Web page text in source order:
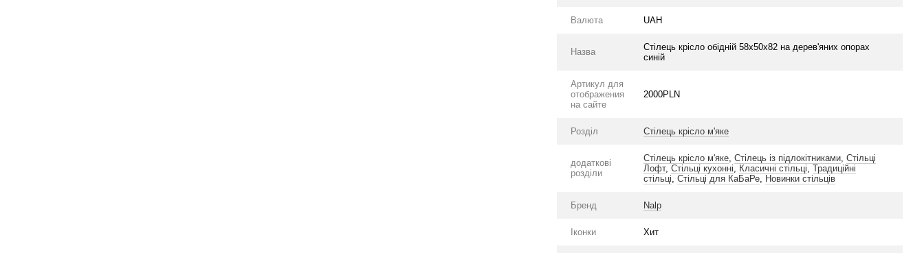
Валюта UAH
Назва
Стілець крісло обідній 58x50x82 на дерев'яних опорах
синій
Артикул для
отображения
на сайте
2000PLN
Розділ Стілець крісло м'яке
додаткові
розділи
Стілець крісло м'яке,Стілець із підлокітниками,Стільці
Лофт,Стільці кухонні, Класичні стільці,Традиційні
стільці,Стільці для КаБаРе, Новинки стільців
Бренд Nalp
Іконки Хит